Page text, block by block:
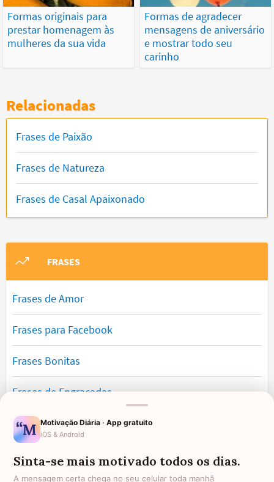
Formas originais para
prestar homenagem às
mulheres da sua vida
Formas de agradecer
mensagens de aniversário
e mostrar todo seu
carinho
Relacionadas
Frases de Paixão
Frases de Natureza
Frases de Casal Apaixonado
FRASES
Frases de Amor
Frases para Facebook
Frases Bonitas
Frases de Engraçadas
Frases Românticas
Frases de Reflexão
Motivação Diária · App gratuito
iOS & Android
Sinta-se mais motivado todos os dias.
A mensagem certa chega no seu celular toda manhã